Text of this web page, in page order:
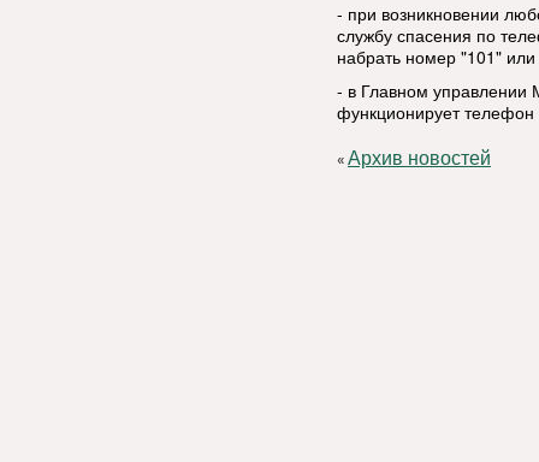
- при возникновении
службу спасения по
набрать номер "101"
- в Главном управлении
функционирует
«Архив новостей